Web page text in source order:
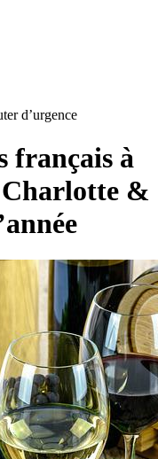
d’urgence
français à
Charlotte &